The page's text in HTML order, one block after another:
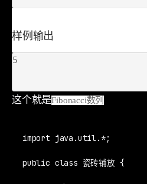
样例输出
5
这个就是Fibonacci数列
import java.util.*;
public class 瓷砖铺放 {